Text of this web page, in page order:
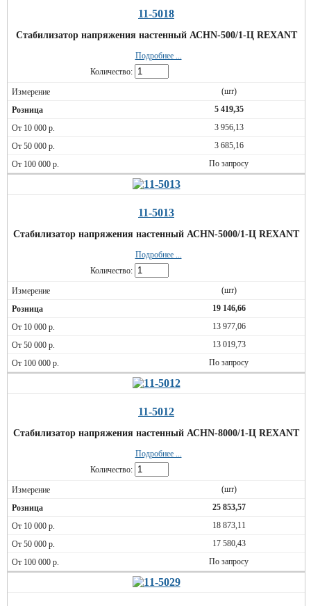
11-5018
Стабилизатор напряжения настенный АСНN-500/1-Ц REXANT
Подробнее ...
Количество:
(шт)
5 419,35
3 956,13
3 685,16
По запросу
11-5013
Стабилизатор напряжения настенный АСНN-5000/1-Ц REXANT
Подробнее ...
Количество:
(шт)
19 146,66
13 977,06
13 019,73
По запросу
11-5012
Стабилизатор напряжения настенный АСНN-8000/1-Ц REXANT
Подробнее ...
Количество:
(шт)
25 853,57
18 873,11
17 580,43
По запросу